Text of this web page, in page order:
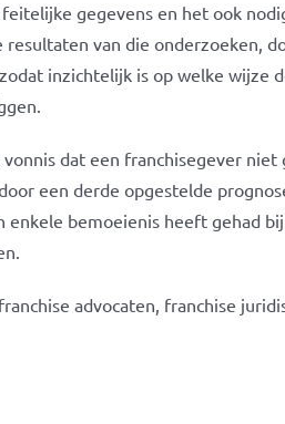
gegevens en het ook
resultaten van die onderzoeken,
inzichtelijk is op welke wijze
dat een franchisegever
een derde opgestelde
enkele bemoeienis heeft gehad
advocaten, franchise